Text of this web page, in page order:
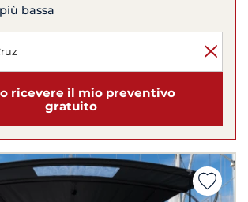
bassa
ricevere il mio preventivo
gratuito